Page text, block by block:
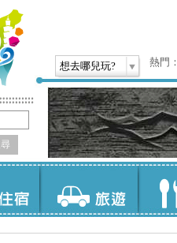
想去哪兒玩? 熱門：